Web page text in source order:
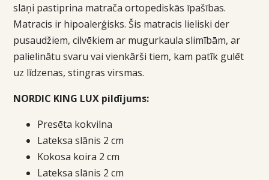
slāņi pastiprina matrača ortopediskās īpašības.
Matracis ir hipoalerģisks. Šis matracis lieliski der
pusaudžiem, cilvēkiem ar mugurkaula slimībām, ar
palielinātu svaru vai vienkārši tiem, kam patīk gulēt
uz līdzenas, stingras virsmas.
NORDIC KING LUX pildījums:
Presēta kokvilna
Lateksa slānis 2 cm
Kokosa koira 2 cm
Lateksa slānis 2 cm